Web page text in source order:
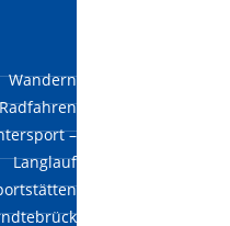
Wandern
Radfahren
–
Langlauf